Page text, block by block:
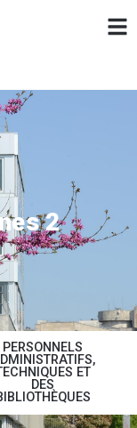
2
PERSONNELS
ET
DES